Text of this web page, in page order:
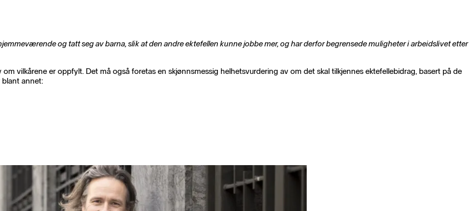
og tatt seg av barna, slik at den andre ektefellen kunne jobbe mer, og har derfor begrensede muligheter i arbeidslivet etter
vilkårene er oppfylt. Det må også foretas en skjønnsmessig helhetsvurdering av om det skal tilkjennes ektefellebidrag, basert på de
blant annet: